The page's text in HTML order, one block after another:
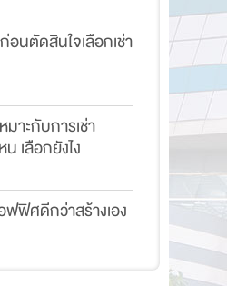
อนตัดสินใจเลือกเช่า
มาะกับการเช่า
เลือกยังไง
ฟฟิศดีกว่าสร้างเอง